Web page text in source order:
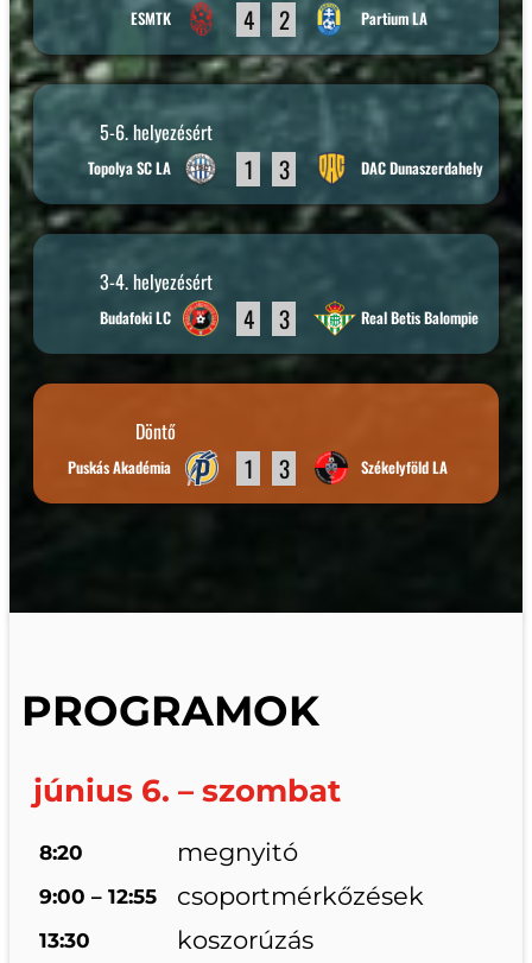
ESMTK 4 2 Partium LA
5-6. helyezésért
Topolya SC LA 1 3 DAC Dunaszerdahely
3-4. helyezésért
Budafoki LC 4 3 Real Betis Balompie
Döntő
Puskás Akadémia 1 3 Székelyföld LA
PROGRAMOK
június 6. – szombat
8:20 megnyitó
9:00 – 12:55 csoportmérkőzések
13:30 koszorúzás